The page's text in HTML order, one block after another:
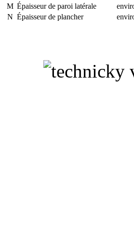
M Épaisseur de paroi latérale
N Épaisseur de plancher